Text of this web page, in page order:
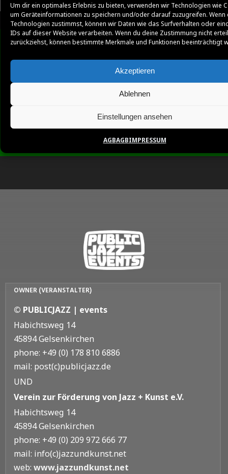
Um dir ein optimales Erlebnis zu bieten, verwenden wir Technologien wie
um Geräteinformationen zu speichern und/oder darauf zuzugreifen. Wenn
Technologien zustimmst, können wir Daten wie das Surfverhalten oder
IDs auf dieser Website verarbeiten. Wenn du deine Zustimmung nicht
zurückziehst, können bestimmte Merkmale und Funktionen beeinträchtigt
Akzeptieren
Ablehnen
Einstellungen ansehen
AGBAGBIMPRESSUM
OWNER (VERANSTALTER)
© PUBLICJAZZ | events
Habichtsweg 14
45894 Gelsenkirchen
phone: +49 (0) 178 810 6886
mail: post(c)publicjazz.de
UND
Verein zur Förderung von Jazz + Kunst e.V.
Habichtsweg 14
45894 Gelsenkirchen
phone: +49 (0) 209 972 666 77
mail: info(c)jazzundkunst.net
web: www.jazzundkunst.net